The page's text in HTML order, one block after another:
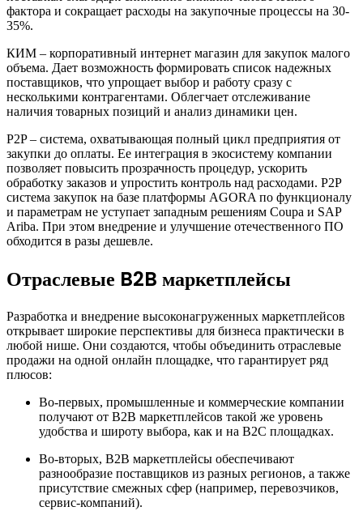
фактора и сокращает расходы на закупочные процессы на 30-
35%.
КИМ – корпоративный интернет магазин для закупок малого
объема. Дает возможность формировать список надежных
поставщиков, что упрощает выбор и работу сразу с
несколькими контрагентами. Облегчает отслеживание
наличия товарных позиций и анализ динамики цен.
P2P – система, охватывающая полный цикл предприятия от
закупки до оплаты. Ее интеграция в экосистему компании
позволяет повысить прозрачность процедур, ускорить
обработку заказов и упростить контроль над расходами. P2P
система закупок на базе платформы AGORA по функционалу
и параметрам не уступает западным решениям Coupa и SAP
Ariba. При этом внедрение и улучшение отечественного ПО
обходится в разы дешевле.
Отраслевые B2B маркетплейсы
Разработка и внедрение высоконагруженных маркетплейсов
открывает широкие перспективы для бизнеса практически в
любой нише. Они создаются, чтобы объединить отраслевые
продажи на одной онлайн площадке, что гарантирует ряд
плюсов:
Во-первых, промышленные и коммерческие компании
получают от В2В маркетплейсов такой же уровень
удобства и широту выбора, как и на В2С площадках.
Во-вторых, B2B маркетплейсы обеспечивают
разнообразие поставщиков из разных регионов, а также
присутствие смежных сфер (например, перевозчиков,
сервис-компаний).